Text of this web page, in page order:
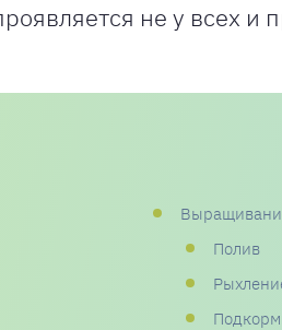
не у всех и
Полив